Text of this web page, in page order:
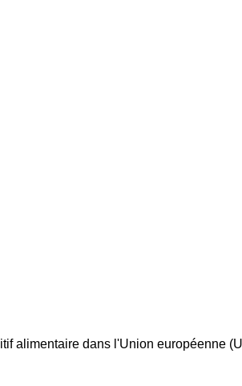
alimentaire dans l'Union européenne